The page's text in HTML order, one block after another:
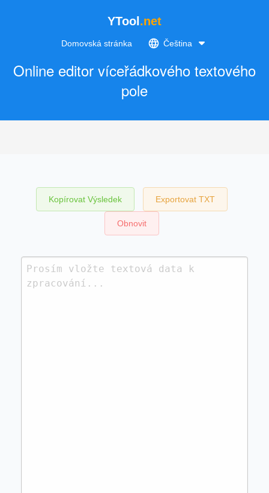
YTool .net
Domovská stránka Čeština
Online editor víceřádkového textového
pole
Kopírovat Výsledek Exportovat TXT
Obnovit